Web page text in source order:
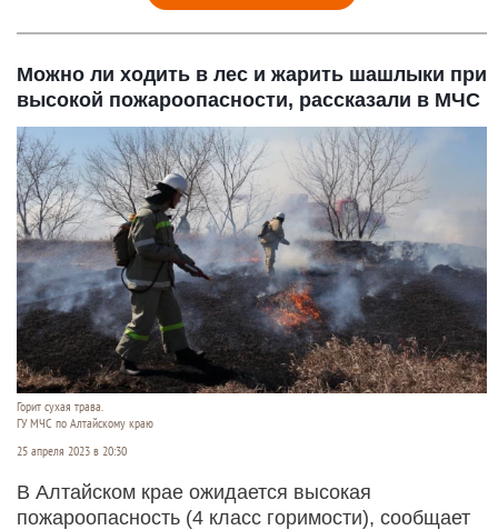
Можно ли ходить в лес и жарить шашлыки при
высокой пожароопасности, рассказали в МЧС
Горит сухая трава.
ГУ МЧС по Алтайскому краю
25 апреля 2023 в 20:30
В Алтайском крае ожидается высокая
пожароопасность (4 класс горимости), сообщает